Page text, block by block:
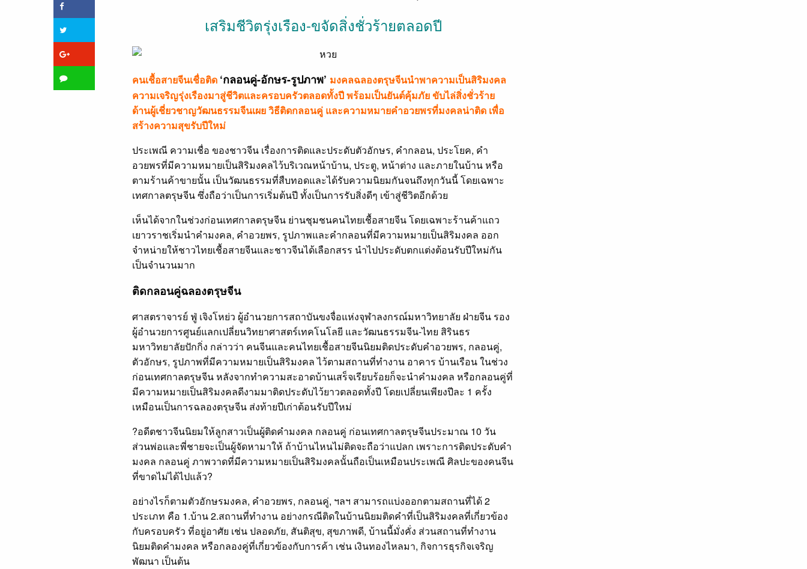
เสริมชีวิตรุ่งเรือง-ขจัดสิ่งชั่วร้ายตลอดปี
คนเชื้อสายจีนเชื่อติด ‘กลอนคู่-อักษร-รูปภาพ’ มงคลฉลองตรุษจีนนำพาความเป็นสิริมงคล
ความเจริญรุ่งเรืองมาสู่ชีวิตและครอบครัวตลอดทั้งปี พร้อมเป็นยันต์คุ้มภัย ขับไล่สิ่งชั่วร้าย
ด้านผู้เชี่ยวชาญวัฒนธรรมจีนเผย วิธีติดกลอนคู่ และความหมายคำอวยพรที่มงคลน่าติด เพื่อ
สร้างความสุขรับปีใหม่
ประเพณี ความเชื่อ ของชาวจีน เรื่องการติดและประดับตัวอักษร, คำกลอน, ประโยค, คำ
อวยพรที่มีความหมายเป็นสิริมงคลไว้บริเวณหน้าบ้าน, ประตู, หน้าต่าง และภายในบ้าน หรือ
ตามร้านค้าขายนั้น เป็นวัฒนธรรมที่สืบทอดและได้รับความนิยมกันจนถึงทุกวันนี้ โดยเฉพาะ
เทศกาลตรุษจีน ซึ่งถือว่าเป็นการเริ่มต้นปี ทั้งเป็นการรับสิ่งดีๆ เข้าสู่ชีวิตอีกด้วย
เห็นได้จากในช่วงก่อนเทศกาลตรุษจีน ย่านชุมชนคนไทยเชื้อสายจีน โดยเฉพาะร้านค้าแถว
เยาวราชเริ่มนำคำมงคล, คำอวยพร, รูปภาพและคำกลอนที่มีความหมายเป็นสิริมงคล ออก
จำหน่ายให้ชาวไทยเชื้อสายจีนและชาวจีนได้เลือกสรร นำไปประดับตกแต่งต้อนรับปีใหม่กัน
เป็นจำนวนมาก
ติดกลอนคู่ฉลองตรุษจีน
ศาสตราจารย์ ฟู่ เจิงโหย่ว ผู้อำนวยการสถาบันขงจื่อแห่งจุฬาลงกรณ์มหาวิทยาลัย ฝ่ายจีน รอง
ผู้อำนวยการศูนย์แลกเปลี่ยนวิทยาศาสตร์เทคโนโลยี และวัฒนธรรมจีน-ไทย สิรินธร
มหาวิทยาลัยปักกิ่ง กล่าวว่า คนจีนและคนไทยเชื้อสายจีนนิยมติดประดับคำอวยพร, กลอนคู่,
ตัวอักษร, รูปภาพที่มีความหมายเป็นสิริมงคล ไว้ตามสถานที่ทำงาน อาคาร บ้านเรือน ในช่วง
ก่อนเทศกาลตรุษจีน หลังจากทำความสะอาดบ้านเสร็จเรียบร้อยก็จะนำคำมงคล หรือกลอนคู่ที่
มีความหมายเป็นสิริมงคลดีงามมาติดประดับไว้ยาวตลอดทั้งปี โดยเปลี่ยนเพียงปีละ 1 ครั้ง
เหมือนเป็นการฉลองตรุษจีน ส่งท้ายปีเก่าต้อนรับปีใหม่
?อดีตชาวจีนนิยมให้ลูกสาวเป็นผู้ติดคำมงคล กลอนคู่ ก่อนเทศกาลตรุษจีนประมาณ 10 วัน
ส่วนพ่อและพี่ชายจะเป็นผู้จัดหามาให้ ถ้าบ้านไหนไม่ติดจะถือว่าแปลก เพราะการติดประดับคำ
มงคล กลอนคู่ ภาพวาดที่มีความหมายเป็นสิริมงคลนั้นถือเป็นเหมือนประเพณี ศิลปะของคนจีน
ที่ขาดไม่ได้ไปแล้ว?
อย่างไรก็ตามตัวอักษรมงคล, คำอวยพร, กลอนคู่, ฯลฯ สามารถแบ่งออกตามสถานที่ได้ 2
ประเภท คือ 1.บ้าน 2.สถานที่ทำงาน อย่างกรณีติดในบ้านนิยมติดคำที่เป็นสิริมงคลที่เกี่ยวข้อง
กับครอบครัว ที่อยู่อาศัย เช่น ปลอดภัย, สันติสุข, สุขภาพดี, บ้านนี้มั่งคั่ง ส่วนสถานที่ทำงาน
นิยมติดคำมงคล หรือกลองคู่ที่เกี่ยวข้องกับการค้า เช่น เงินทองไหลมา, กิจการธุรกิจเจริญ
พัฒนา เป็นต้น